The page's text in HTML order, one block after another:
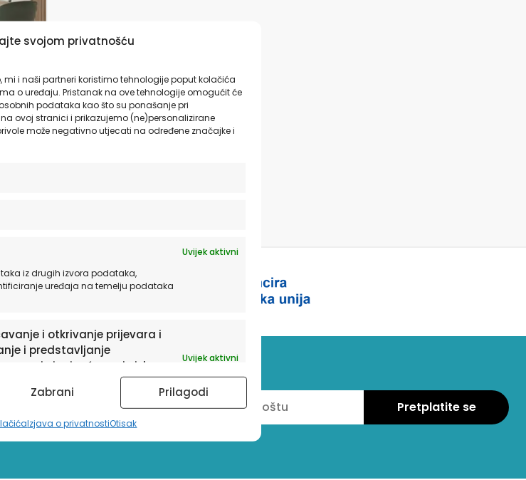
svojom privatnošću
mi i naši partneri koristimo tehnologije poput kolačića
o uređaju. Pristanak na ove tehnologije omogućit će
podataka kao što su ponašanje pri
ovoj stranici i prikazujemo (ne)personalizirane
može negativno utjecati na određene značajke i
Uvijek aktivni
iz drugih izvora podataka,
uređaja na temelju podataka
i otkrivanje prijevara i
i predstavljanje
i priopćavanje izbora
Uvijek aktivni
Zabrani Prilagodi
Izjava o privatnostiOtisak